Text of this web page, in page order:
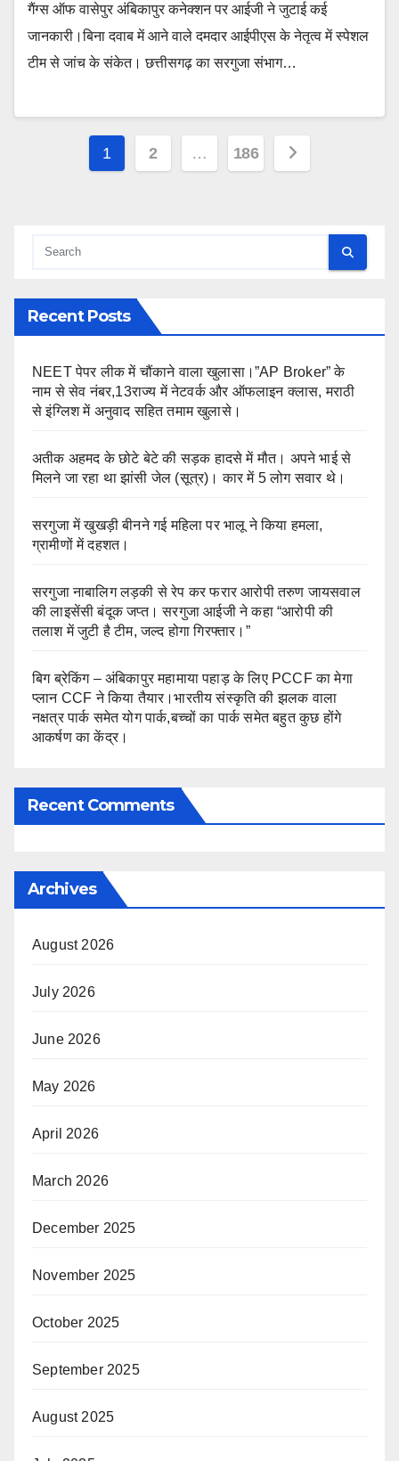
गैंग्स ऑफ वासेपुर अंबिकापुर कनेक्शन पर आईजी ने जुटाई कई
जानकारी।बिना दवाब में आने वाले दमदार आईपीएस के नेतृत्व में स्पेशल
टीम से जांच के संकेत। छत्तीसगढ़ का सरगुजा संभाग…
Posts
1 2 … 186
Recent Posts
NEET पेपर लीक में चौंकाने वाला खुलासा।”AP Broker” के
नाम से सेव नंबर,13राज्य में नेटवर्क और ऑफलाइन क्लास, मराठी
से इंग्लिश में अनुवाद सहित तमाम खुलासे।
अतीक अहमद के छोटे बेटे की सड़क हादसे में मौत। अपने भाई से
मिलने जा रहा था झांसी जेल (सूत्र)। कार में 5 लोग सवार थे।
सरगुजा में खुखड़ी बीनने गई महिला पर भालू ने किया हमला,
ग्रामीणों में दहशत।
सरगुजा नाबालिग लड़की से रेप कर फरार आरोपी तरुण जायसवाल
की लाइसेंसी बंदूक जप्त। सरगुजा आईजी ने कहा “आरोपी की
तलाश में जुटी है टीम, जल्द होगा गिरफ्तार।”
बिग ब्रेकिंग – अंबिकापुर महामाया पहाड़ के लिए PCCF का मेगा
प्लान CCF ने किया तैयार।भारतीय संस्कृति की झलक वाला
नक्षत्र पार्क समेत योग पार्क,बच्चों का पार्क समेत बहुत कुछ होंगे
आकर्षण का केंद्र।
Recent Comments
Archives
August 2026
July 2026
June 2026
May 2026
April 2026
March 2026
December 2025
November 2025
October 2025
September 2025
August 2025